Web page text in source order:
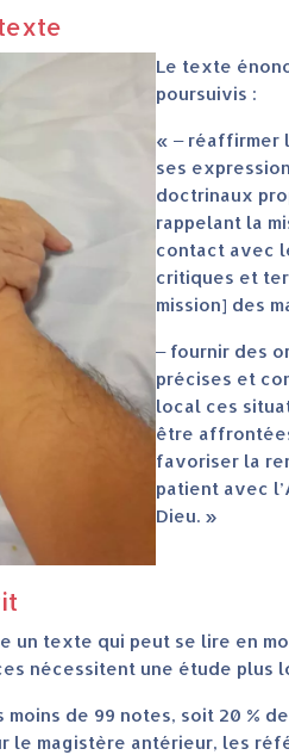
Le texte
poursuivis :
« ‒ réaffirmer
ses
doctrinaux
rappelant la
contact avec
critiques et
mission] des
‒ fournir des
précises et
local ces
être
favoriser la
patient avec
Dieu. »
un texte qui peut se lire en
nécessitent une étude plus
moins de 99 notes, soit 20 %
le magistère antérieur, les